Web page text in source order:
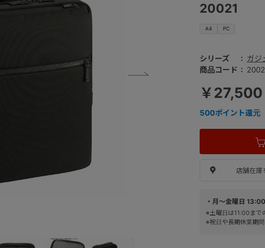
A4 PC
20021
シリーズ ガジ
商品コード
￥27,500
500ポイント還元
・月～金曜日
※土曜日は11:00まで
※祝日や長期休業期間
店舗在庫